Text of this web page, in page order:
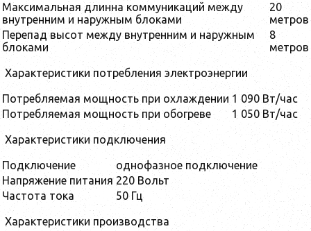
Максимальная длинна коммуникаций между
внутренним и наружным блоками
20
метров
Перепад высот между внутренним и наружным
блоками
8
метров
Характеристики потребления электроэнергии
Потребляемая мощность при охлаждении 1 090 Вт/час
Потребляемая мощность при обогреве
1 050 Вт/час
Характеристики подключения
Подключение
однофазное подключение
Напряжение питания 220 Вольт
Частота тока
50 Гц
Характеристики производства